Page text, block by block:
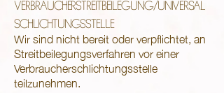
VERBRAUCHERSTREITBEILEGUNG/UNIVERSAL
SCHLICHTUNGSSTELLE
Wir sind nicht bereit oder verpflichtet, an
Streitbeilegungsverfahren vor einer
Verbraucherschlichtungsstelle
teilzunehmen.